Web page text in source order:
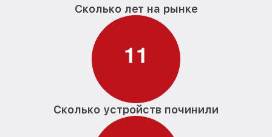
Сколько лет на рынке
11
Сколько устройств починили